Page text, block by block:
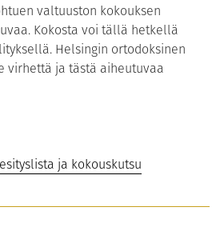
valtuuston kokouksen
Kokosta voi tällä hetkellä
Helsingin ortodoksinen
virhettä ja tästä aiheutuvaa
ja kokouskutsu